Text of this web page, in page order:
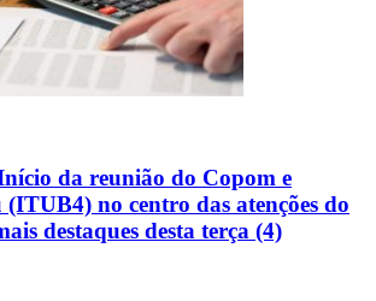
da reunião do Copom e
no centro das atenções do
destaques desta terça (4)